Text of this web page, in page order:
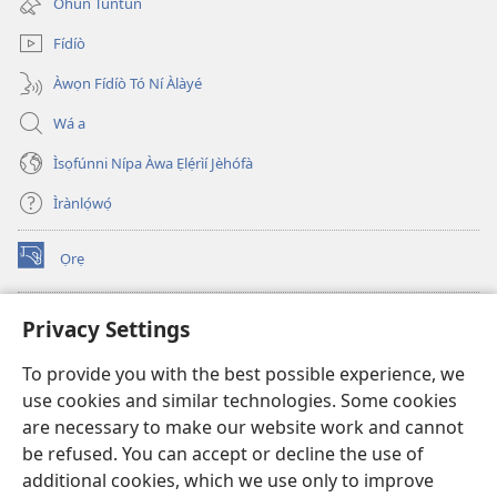
Privacy Settings
To provide you with the best possible experience, we
use cookies and similar technologies. Some cookies
are necessary to make our website work and cannot
be refused. You can accept or decline the use of
additional cookies, which we use only to improve
window)
Fídíò
Àwọn Fídíò Tó Ní Àlàyé
Wá a
Ìsọfúnni Nípa Àwa Ẹlẹ́rìí Jèhófà
Ìrànlọ́wọ́
Ọrẹ
(opens
new
ÀKÁ ÌWÉ ORÍ ÍŃTÁNẸ́Ẹ̀TÌ TI Watchtower™
(opens
window)JW Hub
(opens
new
window)JW Library
Watchtower Library ®